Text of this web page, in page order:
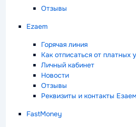
Отзывы
Ezaem
Горячая линия
Как отписаться от платных
Личный кабинет
Новости
Отзывы
Реквизиты и контакты Езаем
FastMoney